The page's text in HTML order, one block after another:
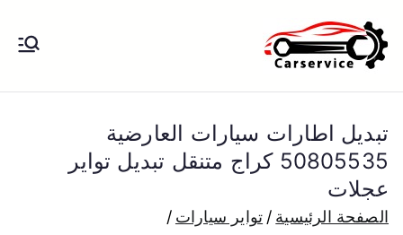
إلى
المحتوى
الكويت
بنشر متنقل الكويت كهرباء وبنشر تبديل
بارخص الاسعار
تبديل اطارات سيارات العارضية
50805535 كراج متنقل تبديل تواير
عجلات
الصفحة الرئيسية
تواير سيارات